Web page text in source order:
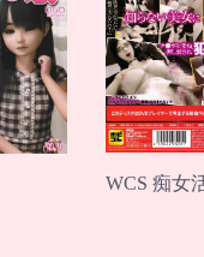
WCS 痴女